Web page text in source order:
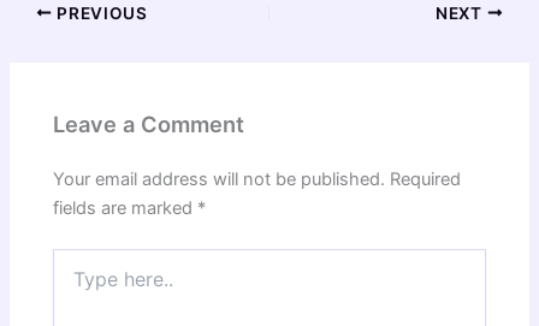
PREVIOUS NEXT
Leave a Comment
Your email address will not be published. Required
fields are marked *
here..